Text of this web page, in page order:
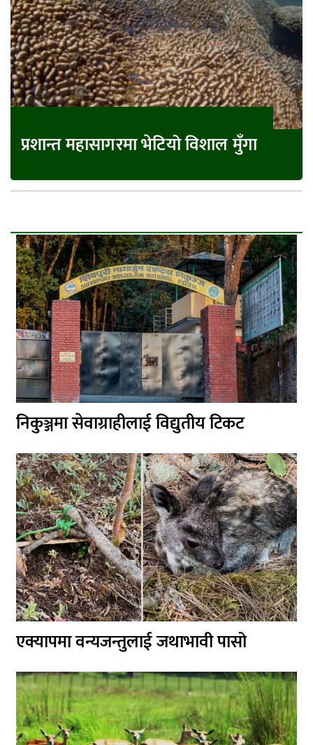
प्रशान्त महासागरमा भेटियो विशाल मुँगा
निकुञ्जमा सेवाग्राहीलाई विद्युतीय टिकट
एक्यापमा वन्यजन्तुलाई जथाभावी पासो